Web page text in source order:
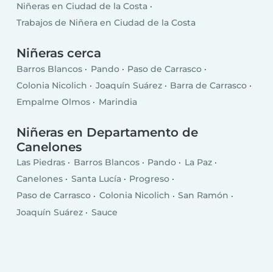
Niñeras en Ciudad de la Costa
Trabajos de Niñera en Ciudad de la Costa
Niñeras cerca
Barros Blancos Pando
Paso de Carrasco
Colonia Nicolich
Joaquín Suárez
Barra de Carrasco
Empalme Olmos
Marindia
Niñeras en Departamento de
Canelones
Las Piedras Barros Blancos Pando
La Paz
Canelones
Santa Lucía
Progreso
Paso de Carrasco
Colonia Nicolich
San Ramón
Joaquín Suárez
Sauce